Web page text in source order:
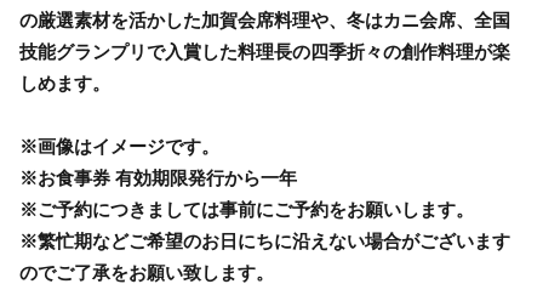
の厳選素材を活かした加賀会席料理や、冬はカニ会席、全国
技能グランプリで入賞した料理長の四季折々の創作料理が楽
しめます。
※画像はイメージです。
※お食事券 有効期限発行から一年
※ご予約につきましては事前にご予約をお願いします。
※繁忙期などご希望のお日にちに沿えない場合がございます
のでご了承をお願い致します。